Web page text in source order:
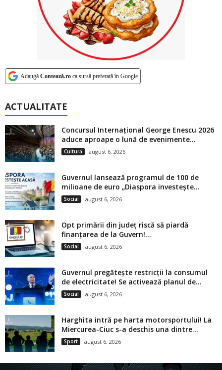
Adaugă Contează.ro ca sursă preferată în Google
ACTUALITATE
Concursul Internațional George Enescu 2026
aduce aproape o lună de evenimente...
Cultură august 6, 2026
Guvernul lansează programul de 100 de
milioane de euro „Diaspora investește...
Social august 6, 2026
Opt primării din județ riscă să piardă
finanțarea de la Guvern!...
Social august 6, 2026
Guvernul pregătește restricții la consumul
de electricitate! Se activează planul de...
Social august 6, 2026
Harghita intră pe harta motorsportului! La
Miercurea-Ciuc s-a deschis una dintre...
Sport august 6, 2026